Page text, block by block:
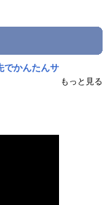
かんたんサ
もっと見る